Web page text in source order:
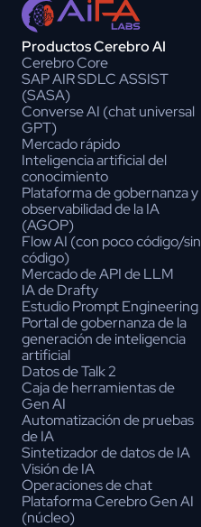
Productos Cerebro AI
Cerebro Core
SAP AIR SDLC ASSIST
(SASA)
Converse AI (chat universal
GPT)
Mercado rápido
Inteligencia artificial del
conocimiento
Plataforma de gobernanza y
observabilidad de la IA
(AGOP)
Flow AI (con poco código/sin
código)
Mercado de API de LLM
IA de Drafty
Estudio Prompt Engineering
Portal de gobernanza de la
generación de inteligencia
artificial
Datos de Talk 2
Caja de herramientas de
Gen AI
Automatización de pruebas
de IA
Sintetizador de datos de IA
Visión de IA
Operaciones de chat
Plataforma Cerebro Gen AI
(núcleo)